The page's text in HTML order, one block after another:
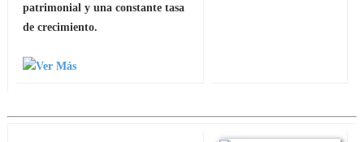
patrimonial y una constante tasa
de crecimiento.